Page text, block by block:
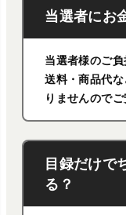
当選者にお
当選者様のご負
送料・商品代
りませんのでご
目録だけで
る？